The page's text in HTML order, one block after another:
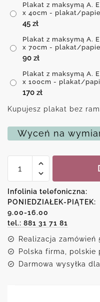
Plakat z maksymą A.
x 40cm - plakat/
45 zł
Plakat z maksymą A.
x 70cm - plakat/
90 zł
Plakat z maksymą A.
x 100cm - plakat/
170 zł
Kupujesz plakat bez
Wyceń na
Plakat
A.
Einsteina
o
uprzedzeniach
Infolinia telefoniczna:
PONIEDZIAŁEK-PIĄTEK:
9.00-16.00
tel.: 881 31 71 81
Realizacja
Polska firma, polskie
Darmowa wysyłka